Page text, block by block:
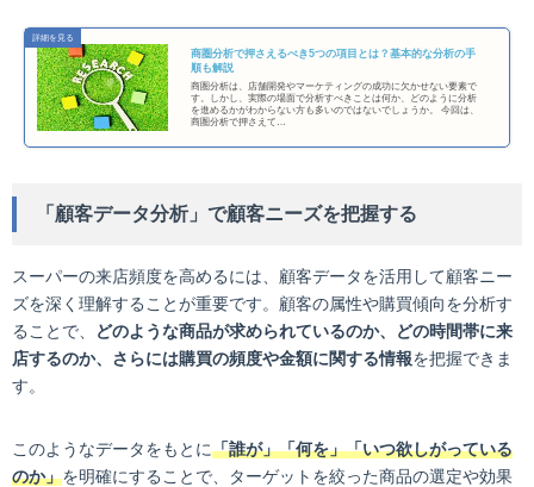
商圏分析で押さえるべき5つの項目とは？基本的な分析の手
順も解説
商圏分析は、店舗開発やマーケティングの成功に欠かせない要素で
す。しかし、実際の場面で分析すべきことは何か、どのように分析
を進めるかがわからない方も多いのではないでしょうか。 今回は、
商圏分析で押さえて…
「顧客データ分析」で顧客ニーズを把握する
スーパーの来店頻度を高めるには、顧客データを活用して顧客ニー
ズを深く理解することが重要です。顧客の属性や購買傾向を分析す
ることで、
どのような商品が求められているのか、どの時間帯に来
店するのか、さらには購買の頻度や金額に関する情報を把握できま
す。
このようなデータをもとに「誰が」「何を」「いつ欲しがっている
のか」を明確にすることで、ターゲットを絞った商品の選定や効果